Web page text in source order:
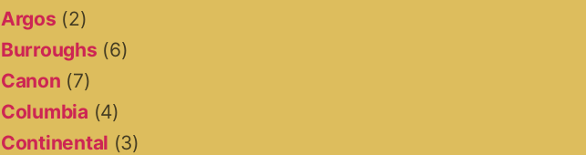
Argos (2)
Burroughs (6)
Canon (7)
Columbia (4)
Continental (3)